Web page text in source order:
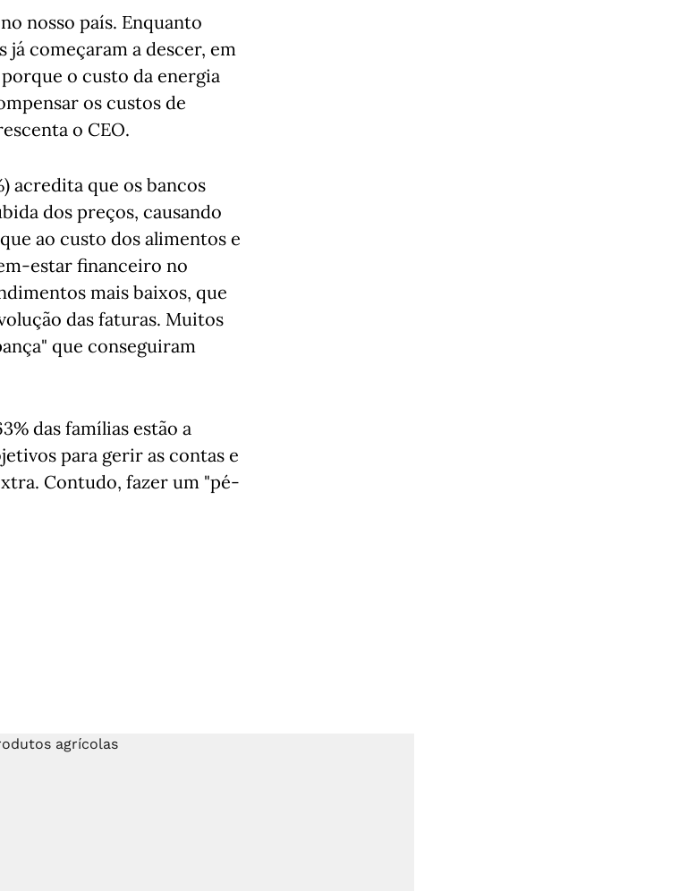
nosso país. Enquanto
já começaram a descer, em
o custo da energia
os custos de
o CEO.
acredita que os bancos
dos preços, causando
ao custo dos alimentos e
estar financeiro no
mais baixos, que
das faturas. Muitos
que conseguiram
das famílias estão a
para gerir as contas e
Contudo, fazer um "pé-